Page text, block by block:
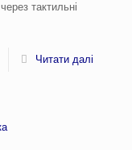
тактильні
Читати далі